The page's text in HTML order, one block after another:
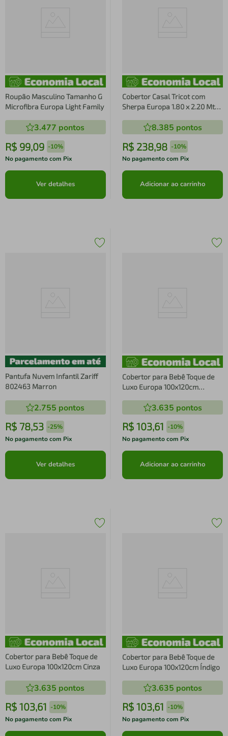
Roupão Masculino Tamanho G
Microfibra Europa Light Family
3.477 pontos
R$ 99,09 -10%
No pagamento com Pix
Ver detalhes
Cobertor Casal Tricot com
Sherpa Europa 1.80 x 2.20 Mts
8.385 pontos
R$ 238,98 -10%
No pagamento com Pix
Adicionar ao carrinho
Pantufa Nuvem Infantil Zariff
802463 Marron
2.755 pontos
R$ 78,53 -25%
No pagamento com Pix
Ver detalhes
Cobertor para Bebê Toque de
Luxo Europa 100x120cm
3.635 pontos
R$ 103,61 -10%
No pagamento com Pix
Adicionar ao carrinho
Cobertor para Bebê Toque de
Luxo Europa 100x120cm Cinza
3.635 pontos
R$ 103,61 -10%
No pagamento com Pix
Cobertor para Bebê Toque de
Luxo Europa 100x120cm Índigo
3.635 pontos
R$ 103,61 -10%
No pagamento com Pix